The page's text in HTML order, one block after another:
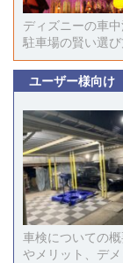
ディズニーの車
駐車場の賢い選
ユーザー様向け
車検についての
やメリット、デ